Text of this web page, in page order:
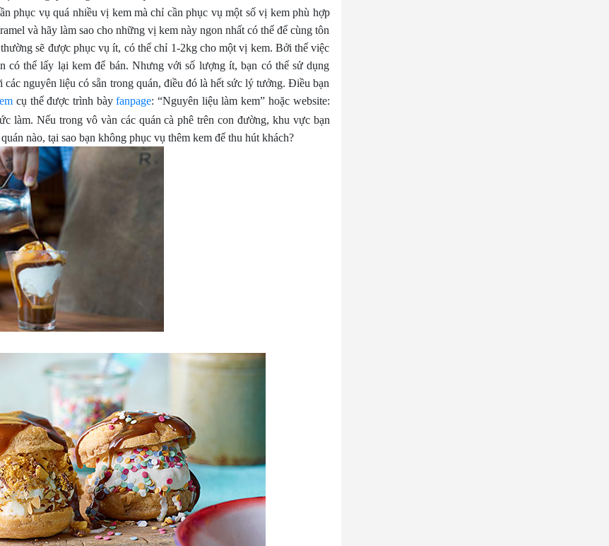
phục vụ quá nhiều vị kem mà chỉ cần phục vụ một số vị kem phù hợp
và hãy làm sao cho những vị kem này ngon nhất có thể để cùng tôn
sẽ được phục vụ ít, có thể chỉ 1-2kg cho một vị kem. Bởi thế việc
có thể lấy lại kem để bán. Nhưng với số lượng ít, bạn có thể sử dụng
nguyên liệu có sẵn trong quán, điều đó là hết sức lý tưởng. Điều bạn
cụ thể được trình bàyfanpage: “Nguyên liệu làm kem” hoặc website:
làm. Nếu trong vô vàn các quán cà phê trên con đường, khu vực bạn
nào, tại sao bạn không phục vụ thêm kem để thu hút khách?